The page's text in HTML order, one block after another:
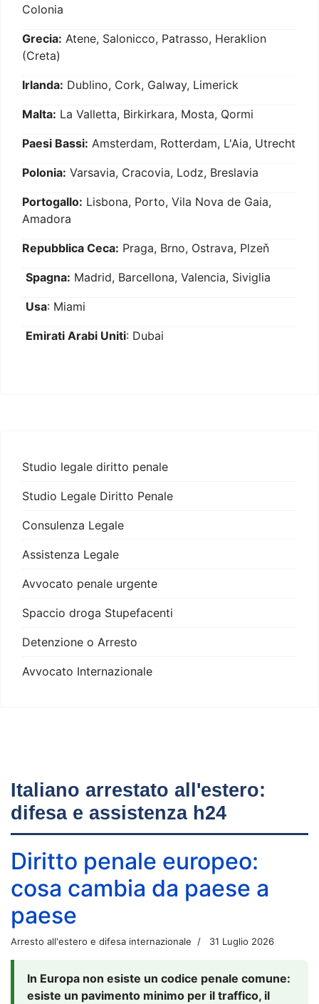
Colonia
Grecia: Atene, Salonicco, Patrasso, Heraklion
(Creta)
Irlanda: Dublino, Cork, Galway, Limerick
Malta: La Valletta, Birkirkara, Mosta, Qormi
Paesi Bassi: Amsterdam, Rotterdam, L'Aia, Utrecht
Polonia: Varsavia, Cracovia, Lodz, Breslavia
Portogallo: Lisbona, Porto, Vila Nova de Gaia,
Amadora
Repubblica Ceca: Praga, Brno, Ostrava, Plzeň
Spagna: Madrid, Barcellona, Valencia, Siviglia
Usa: Miami
Emirati Arabi Uniti: Dubai
Studio legale diritto penale
Studio Legale Diritto Penale
Consulenza Legale
Assistenza Legale
Avvocato penale urgente
Spaccio droga Stupefacenti
Detenzione o Arresto
Avvocato Internazionale
Italiano arrestato all'estero:
difesa e assistenza h24
Diritto penale europeo:
cosa cambia da paese a
paese
Arresto all'estero e difesa internazionale 31 Luglio 2026
In Europa non esiste un codice penale comune:
esiste un pavimento minimo per il traffico, il